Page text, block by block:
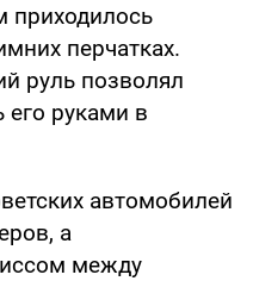
приходилось
перчатках.
руль позволял
руками в
автомобилей
а
между